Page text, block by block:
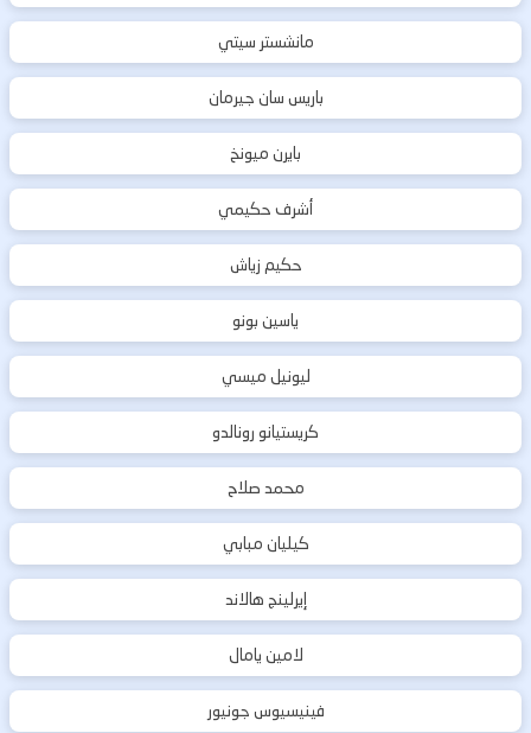
مانشستر سيتي
باريس سان جيرمان
بايرن ميونخ
أشرف حكيمي
حكيم زياش
ياسين بونو
ليونيل ميسي
كريستيانو رونالدو
محمد صلاح
كيليان مبابي
إيرلينج هالاند
لامين يامال
فينيسيوس جونيور